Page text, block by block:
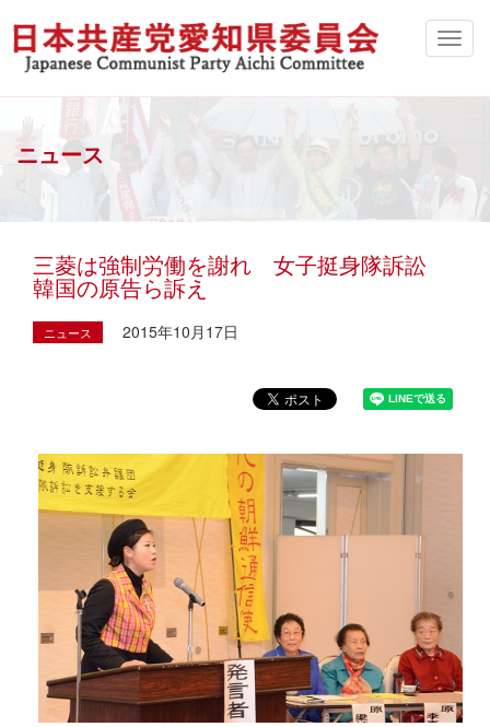
ニュース
三菱は強制労働を謝れ 女子挺身隊訴訟
韓国の原告ら訴え
ニュース 2015年10月17日